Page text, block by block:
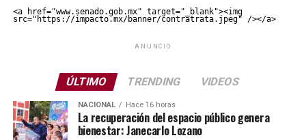
<a href="www.senado.gob.mx" target="_blank"><img
src="https://impacto.mx/banner/contratrata.jpeg" /></a>
ANUNCIO
ÚLTIMO TRENDING VIDEOS
NACIONAL Hace 16 horas
La recuperación del espacio público genera
bienestar: Janecarlo Lozano